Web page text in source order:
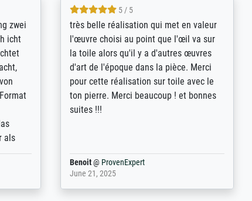
to
best
the
and
with
5 / 5
eine große Auswahl an Bildern und
deren Reproduktionsmöglichkeiten;
wurde sehr gut durch die einzelnen
Bestellkriterien geführt, verständliche
Erklärungen, z.B. mit Bilddarstellungen,
werde auf jeden Fall meine guten
Erfahrungen weitergeben.
Anonym@ProvenExpert
May 13, 2026